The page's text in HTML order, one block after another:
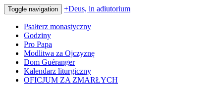
Toggle navigation +Deus, in adiutorium
Psałterz monastyczny
Godziny
Pro Papa
Modlitwa za Ojczyznę
Dom Guéranger
Kalendarz liturgiczny
OFICJUM ZA ZMARŁYCH